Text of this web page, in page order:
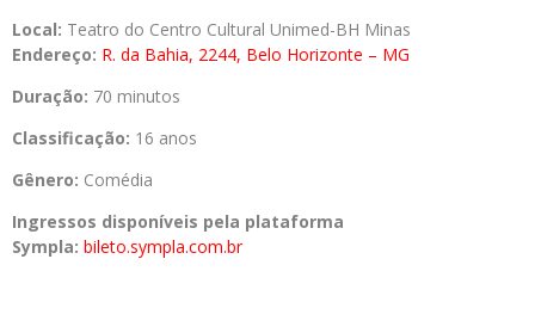
Local: Teatro do Centro Cultural Unimed-BH Minas
Endereço: R. da Bahia, 2244, Belo Horizonte – MG
Duração: 70 minutos
Classificação: 16 anos
Gênero: Comédia
Ingressos disponíveis pela plataforma
Sympla: bileto.sympla.com.br